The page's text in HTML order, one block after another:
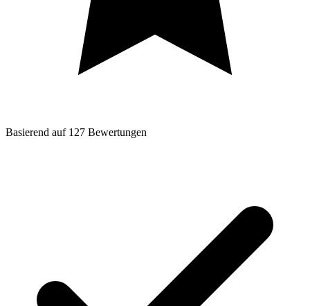
Basierend auf 127 Bewertungen